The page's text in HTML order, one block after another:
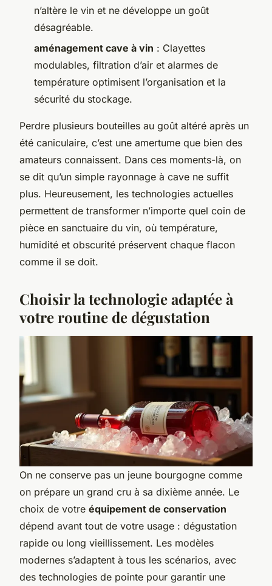
n’altère le vin et ne développe un goût
désagréable.
aménagement cave à vin : Clayettes
modulables, filtration d’air et alarmes de
température optimisent l’organisation et la
sécurité du stockage.
Perdre plusieurs bouteilles au goût altéré après un
été caniculaire, c’est une amertume que bien des
amateurs connaissent. Dans ces moments-là, on
se dit qu’un simple rayonnage à cave ne suffit
plus. Heureusement, les technologies actuelles
permettent de transformer n’importe quel coin de
pièce en sanctuaire du vin, où température,
humidité et obscurité préservent chaque flacon
comme il se doit.
Choisir la technologie adaptée à
votre routine de dégustation
On ne conserve pas un jeune bourgogne comme
on prépare un grand cru à sa dixième année. Le
choix de votre équipement de conservation
dépend avant tout de votre usage : dégustation
rapide ou long vieillissement. Les modèles
modernes s’adaptent à tous les scénarios, avec
des technologies de pointe pour garantir une